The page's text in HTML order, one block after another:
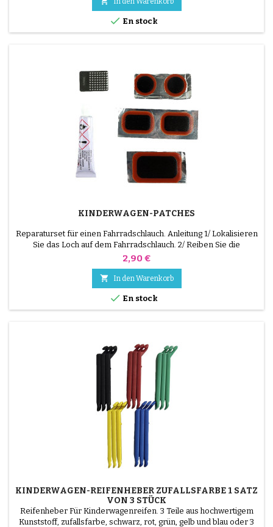
 En stock
KINDERWAGEN-PATCHES
Reparaturset für einen Fahrradschlauch. Anleitung 1/ Lokalisieren
Sie das Loch auf dem Fahrradschlauch. 2/ Reiben Sie die
Oberfläche, die den Flicken aufnehmen soll, mit dem
die Oberfläche. 4/ Verteilen Sie den Klebstoff gleichmäßig um das
Loch herum. 5/ Warten Sie etwa 1 Minute, bis der...
Preis
2,90 €
 In den Warenkorb
 En stock
KINDERWAGEN-REIFENHEBER ZUFALLSFARBE 1 SATZ
VON 3 STÜCK
Reifenheber Für Kinderwagenreifen. 3 Teile aus hochwertigem
Kunststoff, zufallsfarbe, schwarz, rot, grün, gelb und blau oder 3